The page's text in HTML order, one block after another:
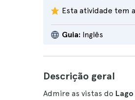
Esta atividade tem
Guia: Inglês
Descrição geral
Admire as vistas do